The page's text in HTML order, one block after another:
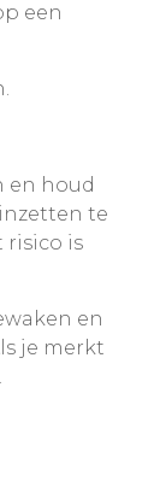
een
en houd
te
risico is
en
je merkt